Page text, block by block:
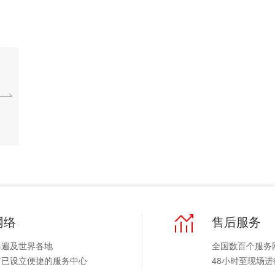
及世界各地
设立便捷的服务中心
售后服务
全国数百个服务
48小时至现场